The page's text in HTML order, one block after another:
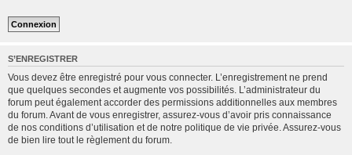
S’ENREGISTRER
Vous devez être enregistré pour vous connecter. L’enregistrement ne prend
que quelques secondes et augmente vos possibilités. L’administrateur du
forum peut également accorder des permissions additionnelles aux membres
du forum. Avant de vous enregistrer, assurez-vous d’avoir pris connaissance
de nos conditions d’utilisation et de notre politique de vie privée. Assurez-vous
de bien lire tout le règlement du forum.